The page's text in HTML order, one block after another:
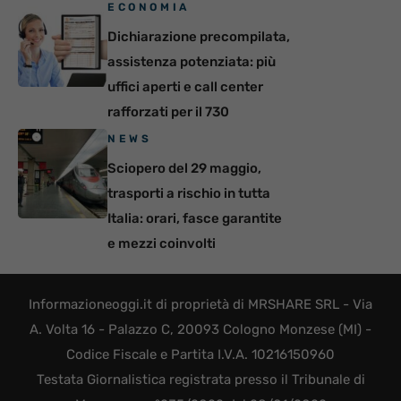
ECONOMIA
Dichiarazione precompilata,
assistenza potenziata: più
uffici aperti e call center
rafforzati per il 730
NEWS
Sciopero del 29 maggio,
trasporti a rischio in tutta
Italia: orari, fasce garantite
e mezzi coinvolti
Informazioneoggi.it di proprietà di MRSHARE SRL - Via
A. Volta 16 - Palazzo C, 20093 Cologno Monzese (MI) -
Codice Fiscale e Partita I.V.A. 10216150960
Testata Giornalistica registrata presso il Tribunale di